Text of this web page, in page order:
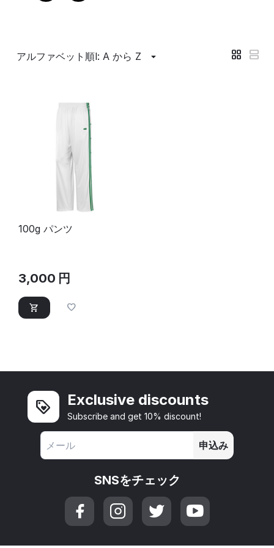
アルファベット順l: A から Z
100g パンツ
3,000 円
Exclusive discounts
Subscribe and get 10% discount!
申込み
SNSをチェック